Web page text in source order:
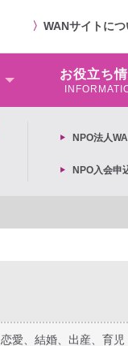
〉 WANサイトにつ
お役⽴ち
NPO法⼈
NPO入会申
の閣議決定への抗議文 ◆
愛、結婚、出産、育児